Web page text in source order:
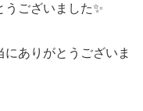
ございました✨
ありがとうございま